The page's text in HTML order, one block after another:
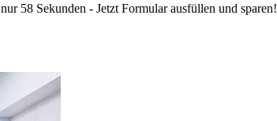
58 Sekunden - Jetzt Formular ausfüllen und sparen!